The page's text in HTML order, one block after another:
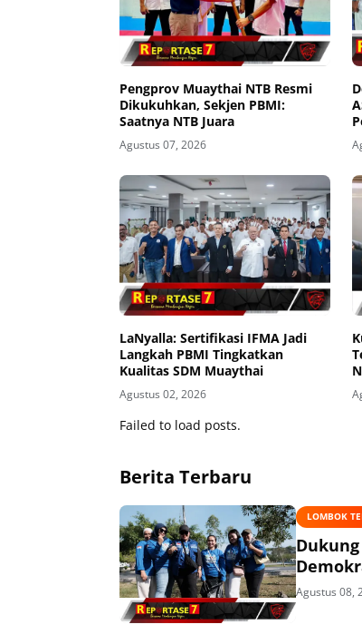
Pengprov Muaythai NTB Resmi
Dikukuhkan, Sekjen PBMI:
Saatnya NTB Juara
Agustus 07, 2026
LaNyalla: Sertifikasi IFMA Jadi
Langkah PBMI Tingkatkan
Kualitas SDM Muaythai
Agustus 02, 2026
Failed to load posts.
Berita Terbaru
LOMBOK
Agustus 08,